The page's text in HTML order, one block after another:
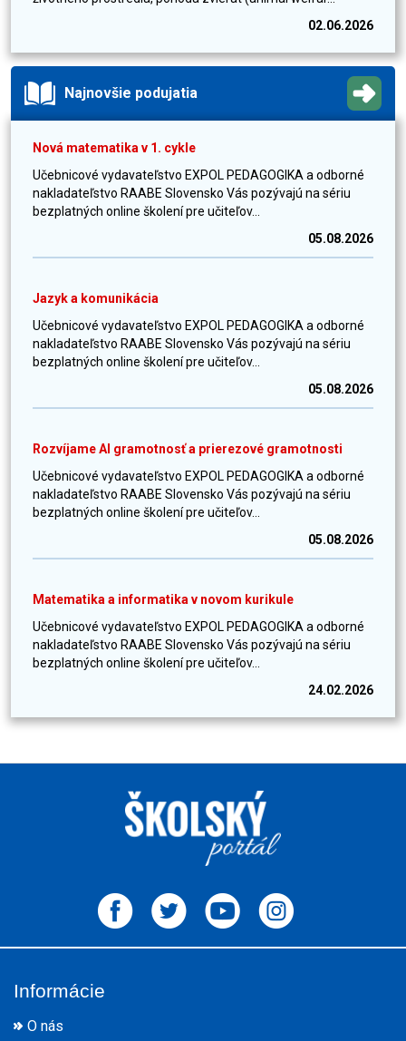
02.06.2026
Najnovšie podujatia
Nová matematika v 1. cykle
Učebnicové vydavateľstvo EXPOL PEDAGOGIKA a odborné
nakladateľstvo RAABE Slovensko Vás pozývajú na sériu
bezplatných online školení pre učiteľov...
05.08.2026
Jazyk a komunikácia
Učebnicové vydavateľstvo EXPOL PEDAGOGIKA a odborné
nakladateľstvo RAABE Slovensko Vás pozývajú na sériu
bezplatných online školení pre učiteľov...
05.08.2026
Rozvíjame AI gramotnosť a prierezové gramotnosti
Učebnicové vydavateľstvo EXPOL PEDAGOGIKA a odborné
nakladateľstvo RAABE Slovensko Vás pozývajú na sériu
bezplatných online školení pre učiteľov...
05.08.2026
Matematika a informatika v novom kurikule
Učebnicové vydavateľstvo EXPOL PEDAGOGIKA a odborné
nakladateľstvo RAABE Slovensko Vás pozývajú na sériu
bezplatných online školení pre učiteľov...
24.02.2026
Informácie
O nás